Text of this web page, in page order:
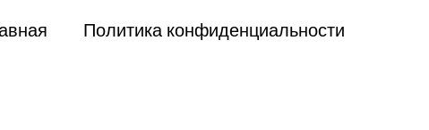
Политика конфиденциальности